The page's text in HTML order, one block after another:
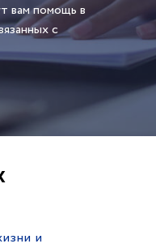
вам помощь в
с
и